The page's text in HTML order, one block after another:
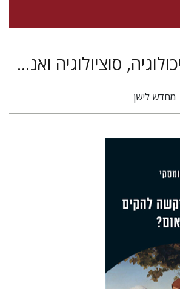
Martin Buber Society of Fellows Notebook Series, פסיכולוגיה, סוציולוגיה ואנתרופולוגיה
מחדש לישן